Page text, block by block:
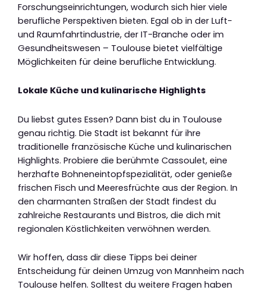
Forschungseinrichtungen, wodurch sich hier viele
berufliche Perspektiven bieten. Egal ob in der Luft-
und Raumfahrtindustrie, der IT-Branche oder im
Gesundheitswesen – Toulouse bietet vielfältige
Möglichkeiten für deine berufliche Entwicklung.
Lokale Küche und kulinarische Highlights
Du liebst gutes Essen? Dann bist du in Toulouse
genau richtig. Die Stadt ist bekannt für ihre
traditionelle französische Küche und kulinarischen
Highlights. Probiere die berühmte Cassoulet, eine
herzhafte Bohneneintopfspezialität, oder genieße
frischen Fisch und Meeresfrüchte aus der Region. In
den charmanten Straßen der Stadt findest du
zahlreiche Restaurants und Bistros, die dich mit
regionalen Köstlichkeiten verwöhnen werden.
Wir hoffen, dass dir diese Tipps bei deiner
Entscheidung für deinen Umzug von Mannheim nach
Toulouse helfen. Solltest du weitere Fragen haben